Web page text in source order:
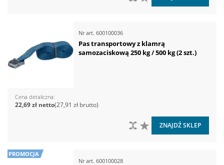
Nr art. 600100036
Pas transportowy z klamrą
samozaciskową 250 kg / 500 kg (2 szt.)
Cena detaliczna
27,91 zł
22,69 zł
DO LISTY ŻYCZEŃ
DO PORÓWNANIA
ZNAJDŹ SKLEP
PROMOCJA
Nr art. 600100028